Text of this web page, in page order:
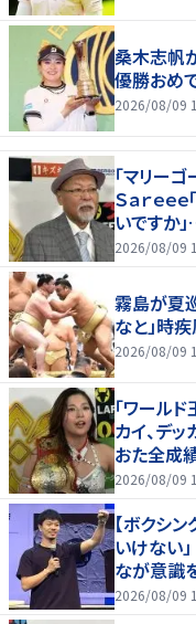
桑木志帆
優勝おめで
2026/08/09
「マリー
Ｓａｒｅｅ
いですか
2026/08/09
霧島が夏
なと」時
2026/08/09
「ワール
カイ、デ
おた全成
2026/08/09
【ボクシ
いけない
なが意識
2026/08/09